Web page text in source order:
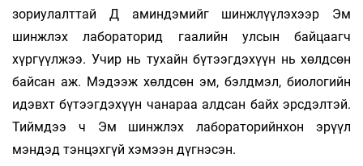
зориулалттай Д аминдэмийг шинжлүүлэхээр Эм
шинжлэх лабораторид гаалийн улсын байцаагч
хүргүүлжээ. Учир нь тухайн бүтээгдэхүүн нь хөлдсөн
байсан аж. Мэдээж хөлдсөн эм, бэлдмэл, биологийн
идэвхт бүтээгдэхүүн чанараа алдсан байх эрсдэлтэй.
Тиймдээ ч Эм шинжлэх лабораторийнхон эрүүл
мэндэд тэнцэхгүй хэмээн дүгнэсэн.